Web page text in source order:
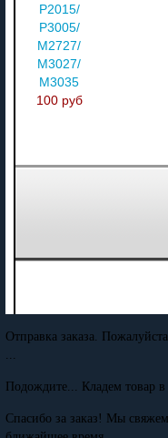
P2015/
P3005/
M2727/
M3027/
M3035
100 руб
Отправка заказа.
Подождите... Кладем товар в
Спасибо за заказ! Мы